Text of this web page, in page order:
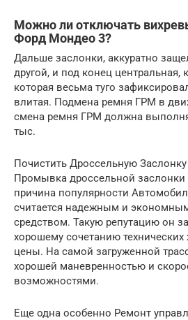
Можно ли отключать
Форд Мондео 3?
Дальше заслонки, аккуратно
другой, и под конец центральная,
которая весьма туго
влитая. Подмена ремня ГРМ в
смена ремня ГРМ должна
тыс.
Почистить Дроссельную
Промывка дроссельной
причина популярности
считается надежным и
средством. Такую репутацию он
хорошему сочетанию технических
цены. На самой загруженной
хорошей маневренностью и
возможностями.
Еще одна особенно Ремонт